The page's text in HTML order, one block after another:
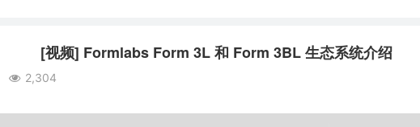
[视频] Formlabs Form 3L 和 Form 3BL 生态系统介绍
2,304